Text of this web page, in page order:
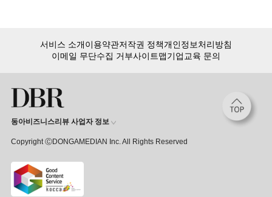
15,000여 건의 DBR 콘텐츠를
서비스 소개이용약관저작권 정책개인정보처리방침
이메일 무단수집 거부사이트맵기업교육 문의
동아비즈니스리뷰 사업자 정보
Copyright ⒸDONGAMEDIAN Inc. All Rights Reserved